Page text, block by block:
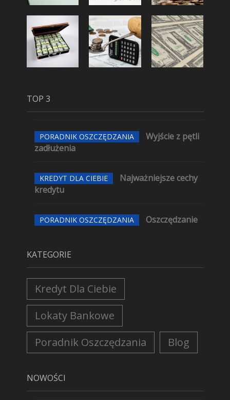
TOP 3
PORADNIK OSZCZĘDZANIA
Wyjście z pętli
zadłużenia
KREDYT DLA CIEBIE
Najważniejsze cechy
kredytu
PORADNIK OSZCZĘDZANIA Oszczędzanie
KATEGORIE
Kredyt Dla Ciebie
Lokaty Bankowe
Poradnik Oszczędzania
Blog
NOWOŚCI